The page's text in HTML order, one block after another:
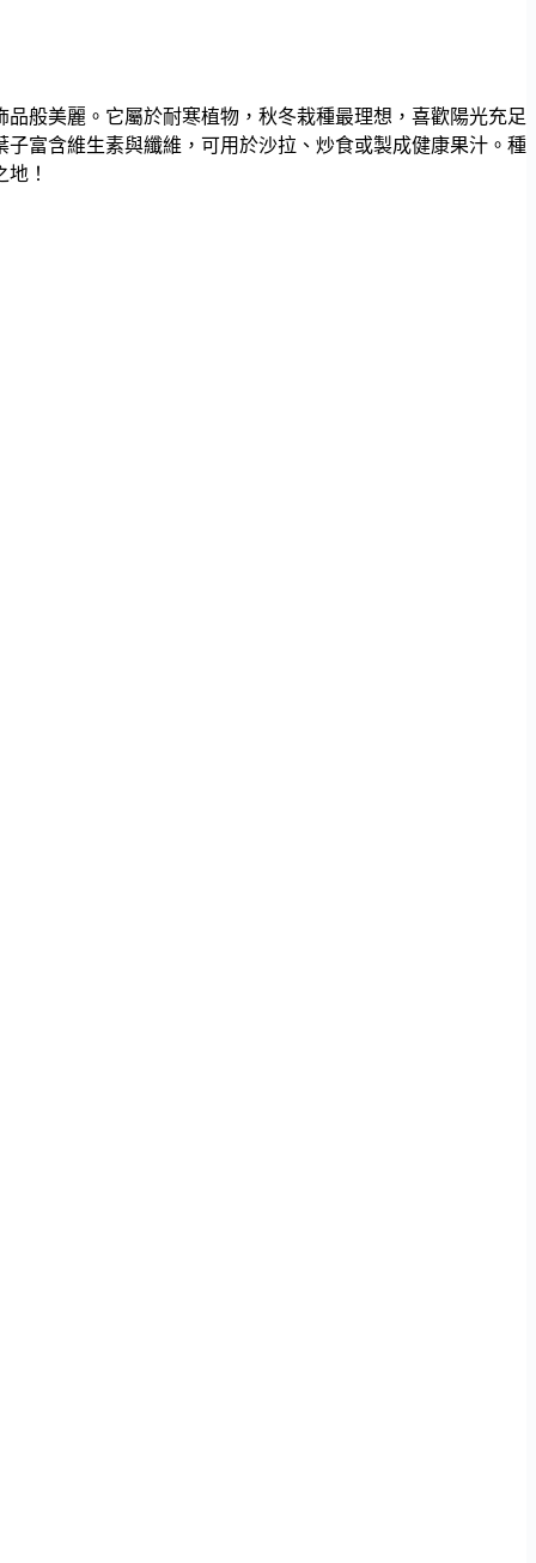
般美麗。它屬於耐寒植物，秋冬栽種最理想，喜歡陽光充足
富含維生素與纖維，可用於沙拉、炒食或製成健康果汁。種
！